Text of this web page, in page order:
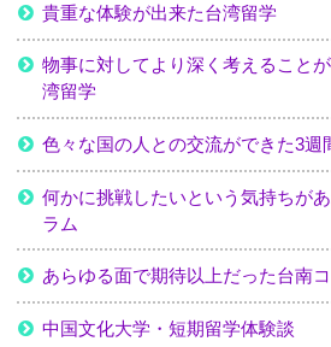
貴重な体験が出来た台湾留学
物事に対してより深く考えること
湾留学
色々な国の人との交流ができた3週
何かに挑戦したいという気持ちが
ラム
あらゆる面で期待以上だった台南
中国文化大学・短期留学体験談